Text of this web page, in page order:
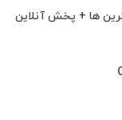
ها + پخش آنلاین